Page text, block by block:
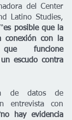
del Center
Latino Studies,
es posible que la
conexión con la
funcione
escudo contra
de datos de
hay evidencia